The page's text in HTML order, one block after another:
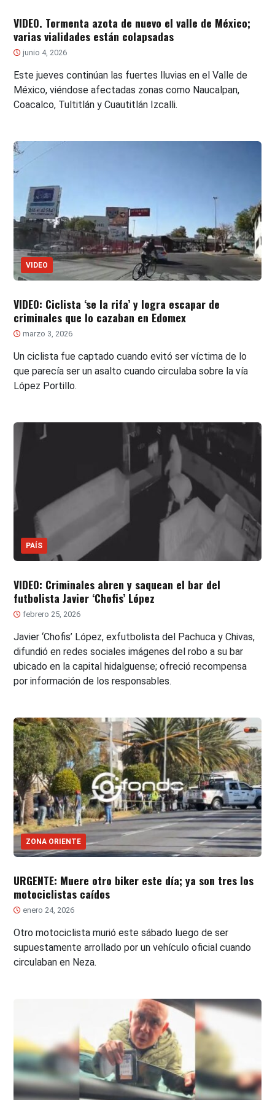
VIDEO. Tormenta azota de nuevo el valle de México;
varias vialidades están colapsadas
junio 4, 2026
Este jueves continúan las fuertes lluvias en el Valle de
México, viéndose afectadas zonas como Naucalpan,
Coacalco, Tultitlán y Cuautitlán Izcalli.
VIDEO
VIDEO: Ciclista ‘se la rifa’ y logra escapar de
criminales que lo cazaban en Edomex
marzo 3, 2026
Un ciclista fue captado cuando evitó ser víctima de lo
que parecía ser un asalto cuando circulaba sobre la vía
López Portillo.
PAÍS
VIDEO: Criminales abren y saquean el bar del
futbolista Javier ‘Chofis’ López
febrero 25, 2026
Javier ‘Chofis’ López, exfutbolista del Pachuca y Chivas,
difundió en redes sociales imágenes del robo a su bar
ubicado en la capital hidalguense; ofreció recompensa
por información de los responsables.
ZONA ORIENTE
URGENTE: Muere otro biker este día; ya son tres los
motociclistas caídos
enero 24, 2026
Otro motociclista murió este sábado luego de ser
supuestamente arrollado por un vehículo oficial cuando
circulaban en Neza.